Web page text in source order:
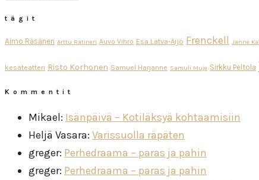
tägit
Aimo Räsänen Arttu Ratinen Auvo Vihro Esa Latva-Äijö Frenckell Janne
kesäteatteri Risto Korhonen Samuel Harjanne Samuli Muje Sirkku Peltola
Kommentit
Mikael: Isänpäivä – Kotiläksyä kohtaamisiin
Heljä Vasara: Varissuolla räpäten
greger: Perhedraama – paras ja pahin
greger: Perhedraama – paras ja pahin